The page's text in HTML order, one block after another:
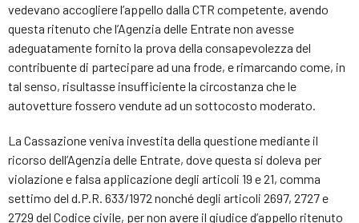
vedevano accogliere l’appello dalla CTR competente, avendo
questa ritenuto che l’Agenzia delle Entrate non avesse
adeguatamente fornito la prova della consapevolezza del
contribuente di partecipare ad una frode, e rimarcando come, in
tal senso, risultasse insufficiente la circostanza che le
autovetture fossero vendute ad un sottocosto moderato.
La Cassazione veniva investita della questione mediante il
ricorso dell’Agenzia delle Entrate, dove questa si doleva per
violazione e falsa applicazione degli articoli 19 e 21, comma
settimo del d.P.R. 633/1972 nonché degli articoli 2697, 2727 e
2729 del Codice civile, per non avere il giudice d’appello ritenuto